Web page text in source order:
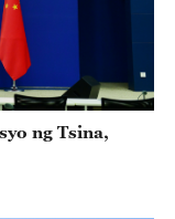
ng Tsina,